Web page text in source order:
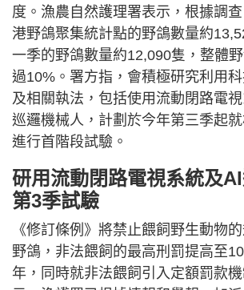
度。漁農自然護理署表示，根據調
港野鴿聚集統計點的野鴿數量約
一季的野鴿數量約12,090隻，整體
過10%。署方指，會積極研究利用
及相關執法，包括使用流動閉路電
巡邏機械人，計劃於今年第三季起
進行首階段試驗。
研用流動閉路電視系統及
第3季試驗
《修訂條例》將禁止餵飼野生動物
野鴿，非法餵飼的最高刑罰提高至
年，同時就非法餵飼引入定額罰款